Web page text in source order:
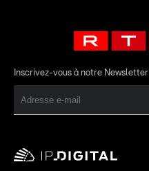
Inscrivez-vous à notre Newsletter